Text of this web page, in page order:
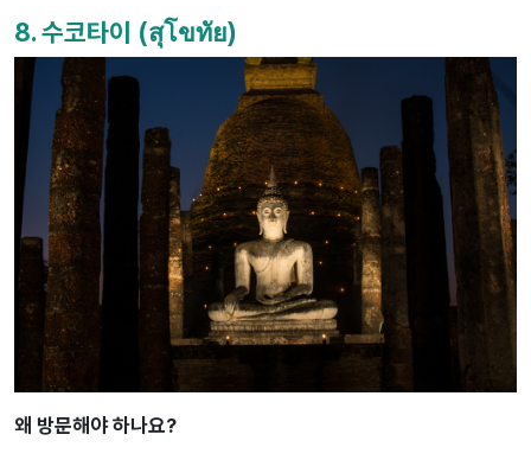
8. 수코타이 (สุโขทัย)
왜 방문해야 하나요?